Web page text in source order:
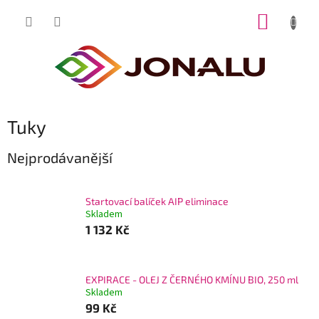
Tuky
Nejprodávanější
Startovací balíček AIP eliminace
Skladem
1 132 Kč
EXPIRACE - OLEJ Z ČERNÉHO KMÍNU BIO, 250 ml
Skladem
99 Kč